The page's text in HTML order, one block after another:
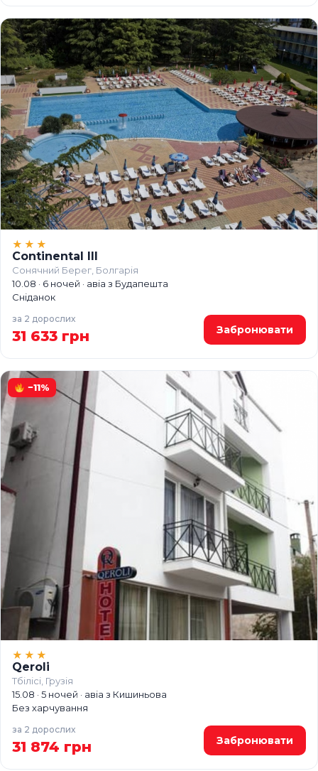
★★★
Continental III
Сонячний Берег, Болгарія
10.08 · 6 ночей · авіа з Будапешта
Сніданок
за 2 дорослих
31 633 грн Забронювати
−11%
★★★
Qeroli
Тбілісі, Грузія
15.08 · 5 ночей · авіа з Кишиньова
Без харчування
за 2 дорослих
31 874 грн Забронювати